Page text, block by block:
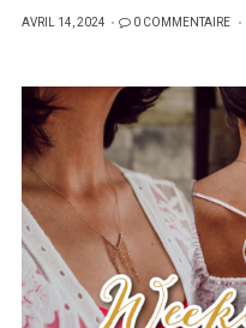
PUBLIÉ
AVRIL 14, 2024 0 COMMENTAIRE